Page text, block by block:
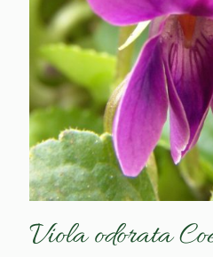
Viola odorata